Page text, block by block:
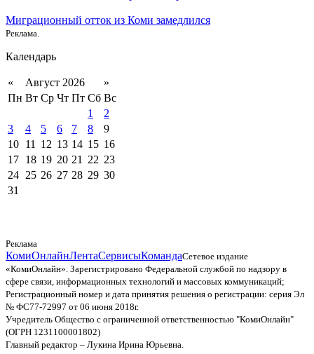
Миграционный отток из Коми замедлился
Реклама.
Календарь
« Август 2026
»
Пн Вт Ср Чт Пт Сб Вс
1
2
3
4 5 6 7 8
9
10 11 12 13 14 15 16
17 18 19 20 21 22 23
24 25 26 27 28 29 30
31
Реклама
КомиОнлайнЛентаСервисыКомандаСетевое издание
«КомиОнлайн». Зарегистрировано Федеральной службой по надзору в
сфере связи, информационных технологий и массовых коммуникаций;
Регистрационный номер и дата принятия решения о регистрации: серия Эл
№ ФС77-72997 от 06 июня 2018г.
Учредитель Общество с ограниченной ответственностью "КомиОнлайн"
(ОГРН 1231100001802)
Главный редактор – Лукина Ирина Юрьевна.